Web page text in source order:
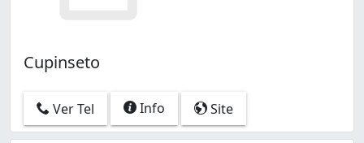
Cupinseto
Ver Tel Info Site